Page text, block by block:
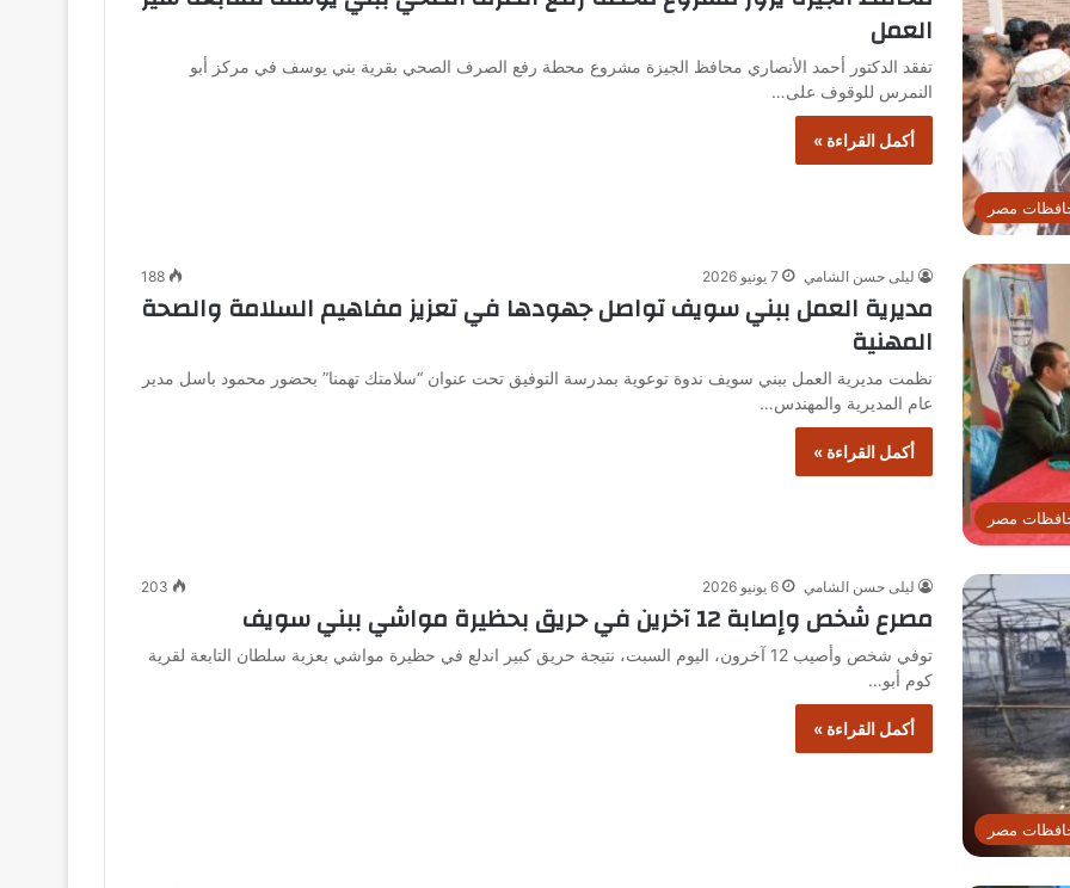
مصر
العمل
تفقد الدكتور أحمد الأنصاري محافظ الجيزة مشروع محطة رفع الصرف الصحي بقرية بني يوسف في مركز أبو
النمرس للوقوف على…
أكمل القراءة »
مصر
ليلى حسن الشامي 7 يونيو 2026 188
مديرية العمل ببني سويف تواصل جهودها في تعزيز مفاهيم السلامة والصحة
المهنية
نظمت مديرية العمل ببني سويف ندوة توعوية بمدرسة التوفيق تحت عنوان “سلامتك تهمنا” بحضور محمود باسل مدير
عام المديرية والمهندس…
أكمل القراءة »
مصر
ليلى حسن الشامي 6 يونيو 2026 203
مصرع شخص وإصابة 12 آخرين في حريق بحظيرة مواشي ببني سويف
توفي شخص وأصيب 12 آخرون، اليوم السبت، نتيجة حريق كبير اندلع في حظيرة مواشي بعزبة سلطان التابعة لقرية
كوم أبو…
أكمل القراءة »